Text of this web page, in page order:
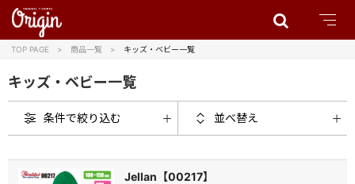
TOP PAGE 商品一覧 キッズ・ベビー一覧
キッズ・ベビー一覧
条件で絞り込む 並べ替え
Jellan【00217】